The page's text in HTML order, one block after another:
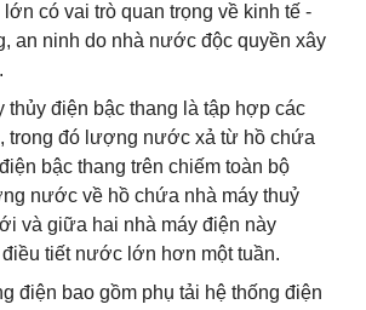
có vai trò quan trọng về kinh tế -
an ninh do nhà nước độc quyền xây
thủy điện bậc thang là tập hợp các
trong đó lượng nước xả từ hồ chứa
bậc thang trên chiếm toàn bộ
nước về hồ chứa nhà máy thuỷ
và giữa hai nhà máy điện này
tiết nước lớn hơn một tuần.
điện bao gồm phụ tải hệ thống điện